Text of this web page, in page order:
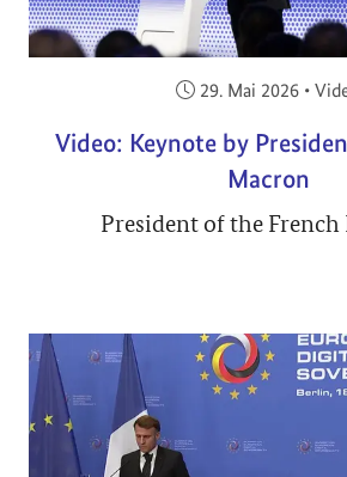
Veröffentlicht am:
29. Mai 2026 •
Video: Keynote by
Macron
President of the French